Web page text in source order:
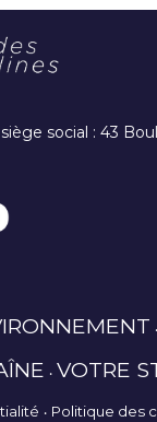
social : 43
VOTRE
Politique des